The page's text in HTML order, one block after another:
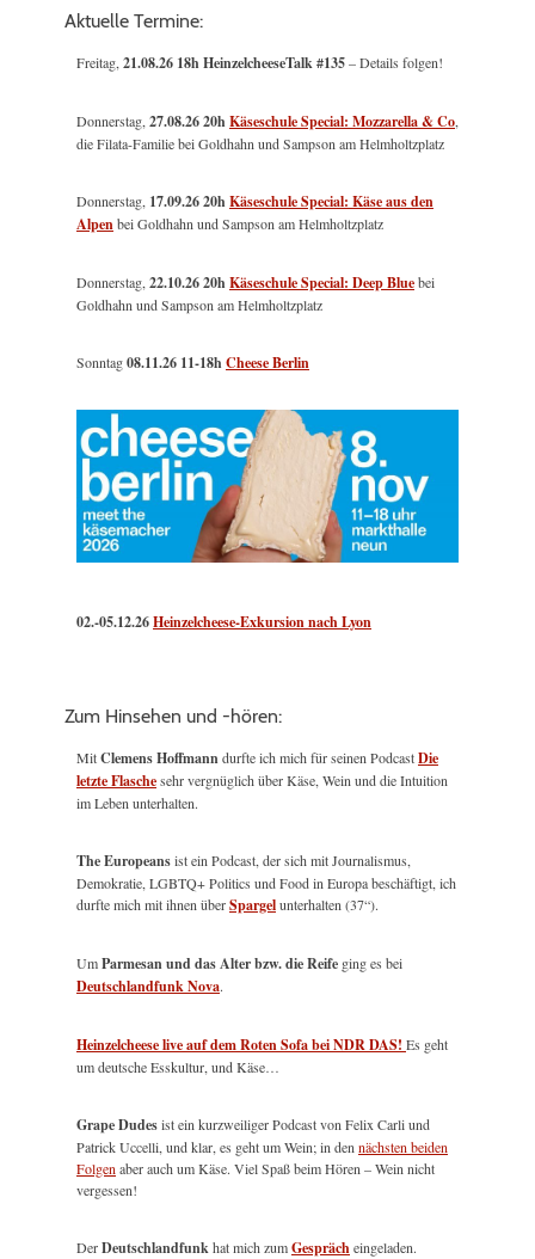
Aktuelle Termine:
Freitag,21.08.26 18h HeinzelcheeseTalk #135– Details folgen!
Donnerstag,27.08.26 20hKäseschule Special: Mozzarella & Co,
die Filata-Familie bei Goldhahn und Sampson am Helmholtzplatz
Donnerstag, 17.09.26 20hKäseschule Special: Käse aus den
Alpenbei Goldhahn und Sampson am Helmholtzplatz
Donnerstag,22.10.26 20hKäseschule Special: Deep Bluebei
Goldhahn und Sampson am Helmholtzplatz
Sonntag08.11.26 11-18hCheese Berlin
02.-05.12.26Heinzelcheese-Exkursion nach Lyon
Zum Hinsehen und -hören:
MitClemens Hoffmanndurfte ich mich für seinen PodcastDie
letzte Flaschesehr vergnüglich über Käse, Wein und die Intuition
im Leben unterhalten.
The Europeansist ein Podcast, der sich mit Journalismus,
Demokratie, LGBTQ+ Politics und Food in Europa beschäftigt, ich
durfte mich mit ihnen überSpargelunterhalten (37“).
UmParmesan und das Alter bzw. die Reife ging es bei
Deutschlandfunk Nova.
Heinzelcheese live auf dem Roten Sofa bei NDR DAS! Es geht
um deutsche Esskultur, und Käse…
Grape Dudesist ein kurzweiliger Podcast von Felix Carli und
Patrick Uccelli, und klar, es geht um Wein; in den nächsten beiden
Folgen aber auch um Käse. Viel Spaß beim Hören – Wein nicht
vergessen!
DerDeutschlandfunkhat mich zumGesprächeingeladen.